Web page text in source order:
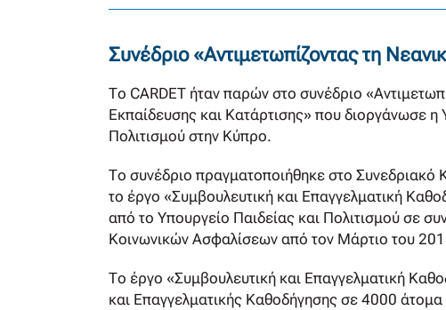
Συνέδριο «Αντιμετωπίζοντας τη
Το CARDET ήταν παρών στο συνέδριο
Εκπαίδευσης και Κατάρτισης» που διοργάνωσε
Πολιτισμού στην Κύπρο.
Το συνέδριο πραγματοποιήθηκε στο Συνεδριακό
το έργο «Συμβουλευτική και Επαγγελματική
από το Υπουργείο Παιδείας και Πολιτισμού σε
Κοινωνικών Ασφαλίσεων από τον Μάρτιο του
Tο έργο «Συμβουλευτική και Επαγγελματική
και Επαγγελματικής Καθοδήγησης σε 4000